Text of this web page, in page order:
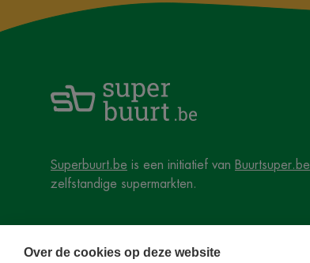
Over de cookies op deze website
Superbuurt.be is een initiatief van Buurtsuper.be
zelfstandige supermarkten.